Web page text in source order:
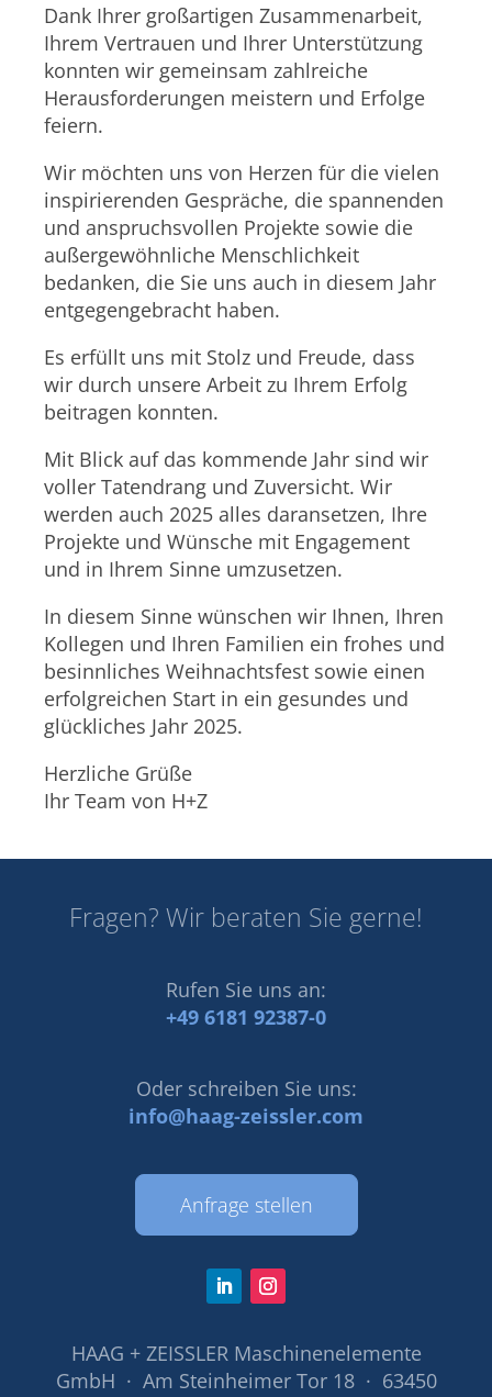
Dank Ihrer großartigen Zusammenarbeit,
Ihrem Vertrauen und Ihrer Unterstützung
konnten wir gemeinsam zahlreiche
Herausforderungen meistern und Erfolge
feiern.
Wir möchten uns von Herzen für die vielen
inspirierenden Gespräche, die spannenden
und anspruchsvollen Projekte sowie die
außergewöhnliche Menschlichkeit
bedanken, die Sie uns auch in diesem Jahr
entgegengebracht haben.
Es erfüllt uns mit Stolz und Freude, dass
wir durch unsere Arbeit zu Ihrem Erfolg
beitragen konnten.
Mit Blick auf das kommende Jahr sind wir
voller Tatendrang und Zuversicht. Wir
werden auch 2025 alles daransetzen, Ihre
Projekte und Wünsche mit Engagement
und in Ihrem Sinne umzusetzen.
In diesem Sinne wünschen wir Ihnen, Ihren
Kollegen und Ihren Familien ein frohes und
besinnliches Weihnachtsfest sowie einen
erfolgreichen Start in ein gesundes und
glückliches Jahr 2025.
Herzliche Grüße
Ihr Team von H+Z
Fragen? Wir beraten Sie gerne!
Rufen Sie uns an:
+49 6181 92387-0
Oder schreiben Sie uns:
info@haag-zeissler.com
Anfrage stellen
HAAG + ZEISSLER Maschinenelemente
GmbH · Am Steinheimer Tor 18 · 63450